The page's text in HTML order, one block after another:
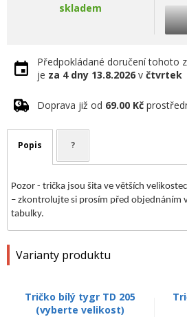
skladem
Předpokládané doručení tohoto
je za 4 dny 13.8.2026 v čtvrtek
Doprava již od 69.00 Kč
Popis ?
Pozor - trička jsou šita ve větších
– zkontrolujte si prosím před objednáním
tabulky.
Varianty produktu
Tričko bílý tygr TD 205
(vyberte velikost)